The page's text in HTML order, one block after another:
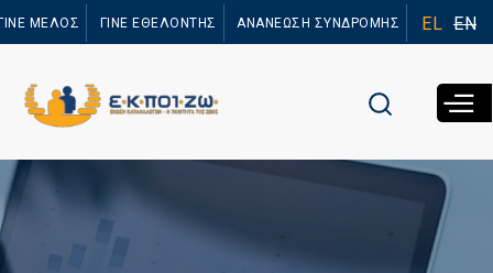
προς το
ΜΕΛΟΣ ΓΙΝΕ ΕΘΕΛΟΝΤΗΣ ΑΝΑΝΕΩΣΗ ΣΥΝΔΡΟΜΗΣ EL EN